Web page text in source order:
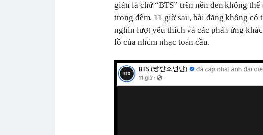
giản là chữ “BTS” trên nền đen không
trong đêm. 11 giờ sau, bài đăng không có
nghìn lượt yêu thích và các phản ứng
lồ của nhóm nhạc toàn cầu.